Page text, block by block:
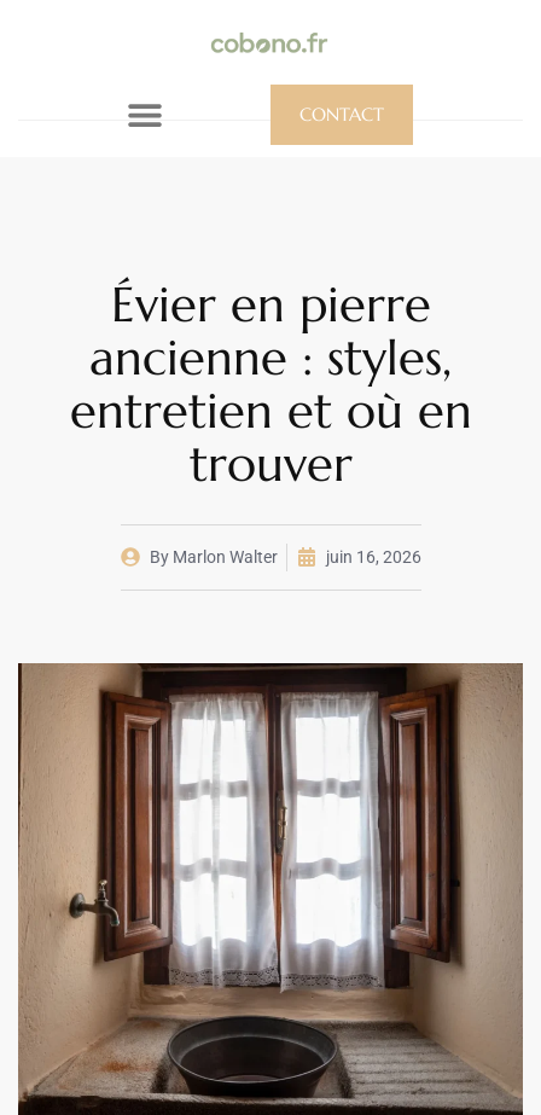
CONTACT
Évier en pierre
ancienne : styles,
entretien et où en
trouver
ByMarlon Walter juin 16, 2026